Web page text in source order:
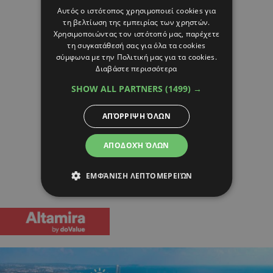
Αυτός ο ιστότοπος χρησιμοποιεί cookies για
τη βελτίωση της εμπειρίας των χρηστών.
Χρησιμοποιώντας τον ιστότοπό μας, παρέχετε
τη συγκατάθεσή σας για όλα τα cookies
σύμφωνα με την Πολιτική μας για τα cookies.
Διαβάστε περισσότερα
SHOW ALL PARTNERS (1499) →
ΑΠΟΔΟΧΉ ΌΛΩΝ
ΑΠΌΡΡΙΨΗ ΌΛΩΝ
ΕΜΦΆΝΙΣΗ ΛΕΠΤΟΜΕΡΕΙΏΝ